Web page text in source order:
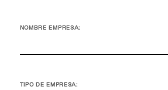
NOMBRE EMPRESA:
TIPO DE EMPRESA: